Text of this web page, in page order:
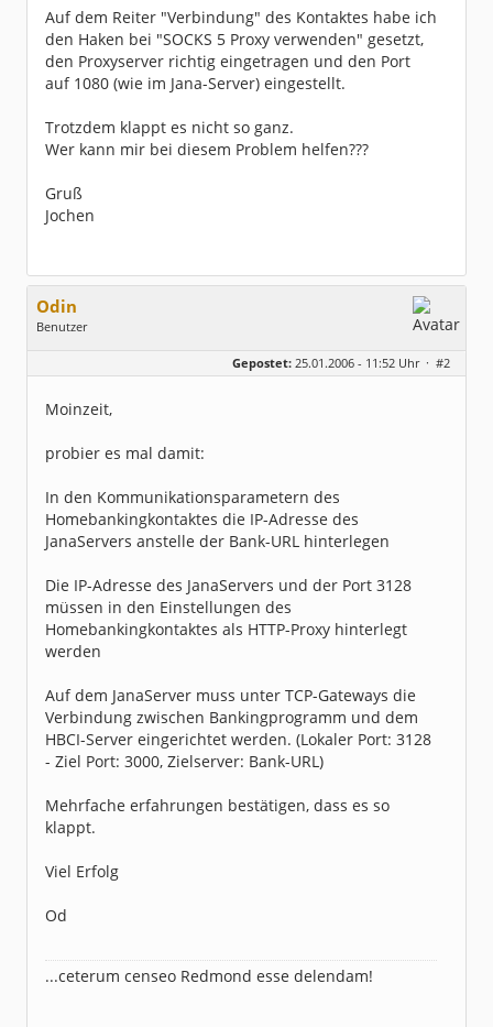
Auf dem Reiter "Verbindung" des Kontaktes habe ich
den Haken bei "SOCKS 5 Proxy verwenden" gesetzt,
den Proxyserver richtig eingetragen und den Port
auf 1080 (wie im Jana-Server) eingestellt.
Trotzdem klappt es nicht so ganz.
Wer kann mir bei diesem Problem helfen???
Gruß
Jochen
Odin
Benutzer
Homepage:
sparkasse-passau.d…
Dabei seit:
Gepostet: 25.01.2006 - 11:52 Uhr · #2
Moinzeit,
probier es mal damit:
In den Kommunikationsparametern des
Homebankingkontaktes die IP-Adresse des
JanaServers anstelle der Bank-URL hinterlegen
Die IP-Adresse des JanaServers und der Port 3128
müssen in den Einstellungen des
Homebankingkontaktes als HTTP-Proxy hinterlegt
werden
Auf dem JanaServer muss unter TCP-Gateways die
Verbindung zwischen Bankingprogramm und dem
HBCI-Server eingerichtet werden. (Lokaler Port: 3128
- Ziel Port: 3000, Zielserver: Bank-URL)
Mehrfache erfahrungen bestätigen, dass es so
klappt.
Viel Erfolg
Od
...ceterum censeo Redmond esse delendam!